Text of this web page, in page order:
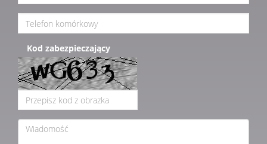
Kod zabezpieczający